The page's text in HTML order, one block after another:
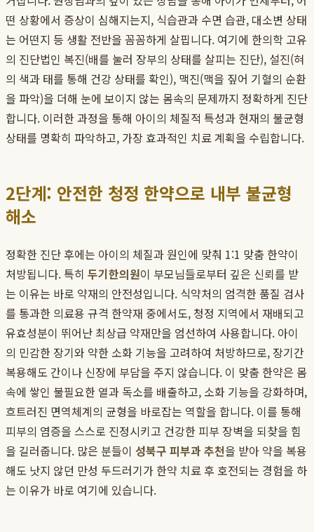
떤 상황에서 증상이 심해지는지, 식습관과 수면 습관, 대소변 상태
는 어떤지 등 생활 전반을 꼼꼼하게 살핍니다. 여기에 한의학 고유
의 진단법인 복진(배를 눌러 장부의 상태를 살피는 진단), 설진(혀
의 색과 태를 통해 건강 상태를 확인), 맥진(맥을 짚어 기혈의 순환
을 파악)을 더해 눈에 보이지 않는 몸속의 문제까지 정확하게 진단
합니다. 이러한 과정을 통해 아이의 체질적 특성과 현재의 불균형
상태를 명확히 파악하고, 가장 효과적인 치료 계획을 수립합니다.
2단계: 안전한 청정 한약으로 내부 불균형
해소
정확한 진단 후에는 아이의 체질과 원인에 맞춰 1:1 맞춤 한약이
처방됩니다. 특히 두기한의원이 부모님들로부터 깊은 신뢰를 받
는 이유는 바로 약재의 안전성입니다. 식약처의 엄격한 품질 검사
를 통과한 의료용 규격 한약재 중에서도, 청정 지역에서 재배되고
유효성분이 뛰어난 최상급 약재만을 엄선하여 사용합니다. 아이
의 민감한 장기와 약한 소화 기능을 고려하여 처방하므로, 장기간
복용해도 간이나 신장에 부담을 주지 않습니다. 이 맞춤 한약은 몸
속에 쌓인 불필요한 열과 독소를 배출하고, 소화 기능을 강화하며,
흐트러진 면역체계의 균형을 바로잡는 역할을 합니다. 이를 통해
피부의 염증을 스스로 진정시키고 건강한 피부 장벽을 되찾을 힘
을 길러줍니다. 많은 분들이 성북구 피부과 추천을 받아 약을 복용
해도 낫지 않던 만성 두드러기가 한약 치료 후 호전되는 경험을 하
는 이유가 바로 여기에 있습니다.